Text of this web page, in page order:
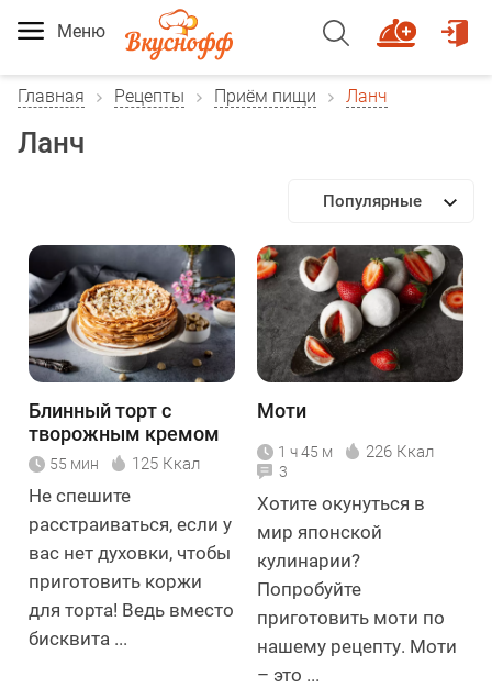
Меню
Главная Рецепты Приём пищи Ланч
Ланч
Популярные
Блинный торт с
творожным кремом
55 мин 125 Ккал
Не спешите
расстраиваться, если у
вас нет духовки, чтобы
приготовить коржи
для торта! Ведь вместо
бисквита ...
Моти
1 ч 45 м 226 Ккал
3
Хотите окунуться в
мир японской
кулинарии?
Попробуйте
приготовить моти по
нашему рецепту. Моти
– это ...